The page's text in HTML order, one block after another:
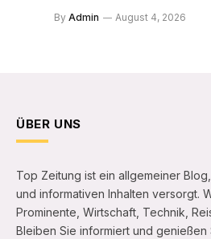
By Admin August 4, 2026
ÜBER UNS
Top Zeitung ist ein allgemeiner
und informativen Inhalten versorgt.
Prominente, Wirtschaft, Technik,
Bleiben Sie informiert und genießen